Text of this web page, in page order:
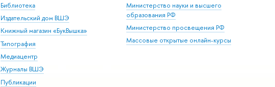
Библиотека
Издательский дом ВШЭ
Книжный магазин «БукВышка»
Типография
Медиацентр
Журналы ВШЭ
Публикации
Министерство науки и высшего
образования РФ
Министерство просвещения РФ
Массовые открытые онлайн-курсы